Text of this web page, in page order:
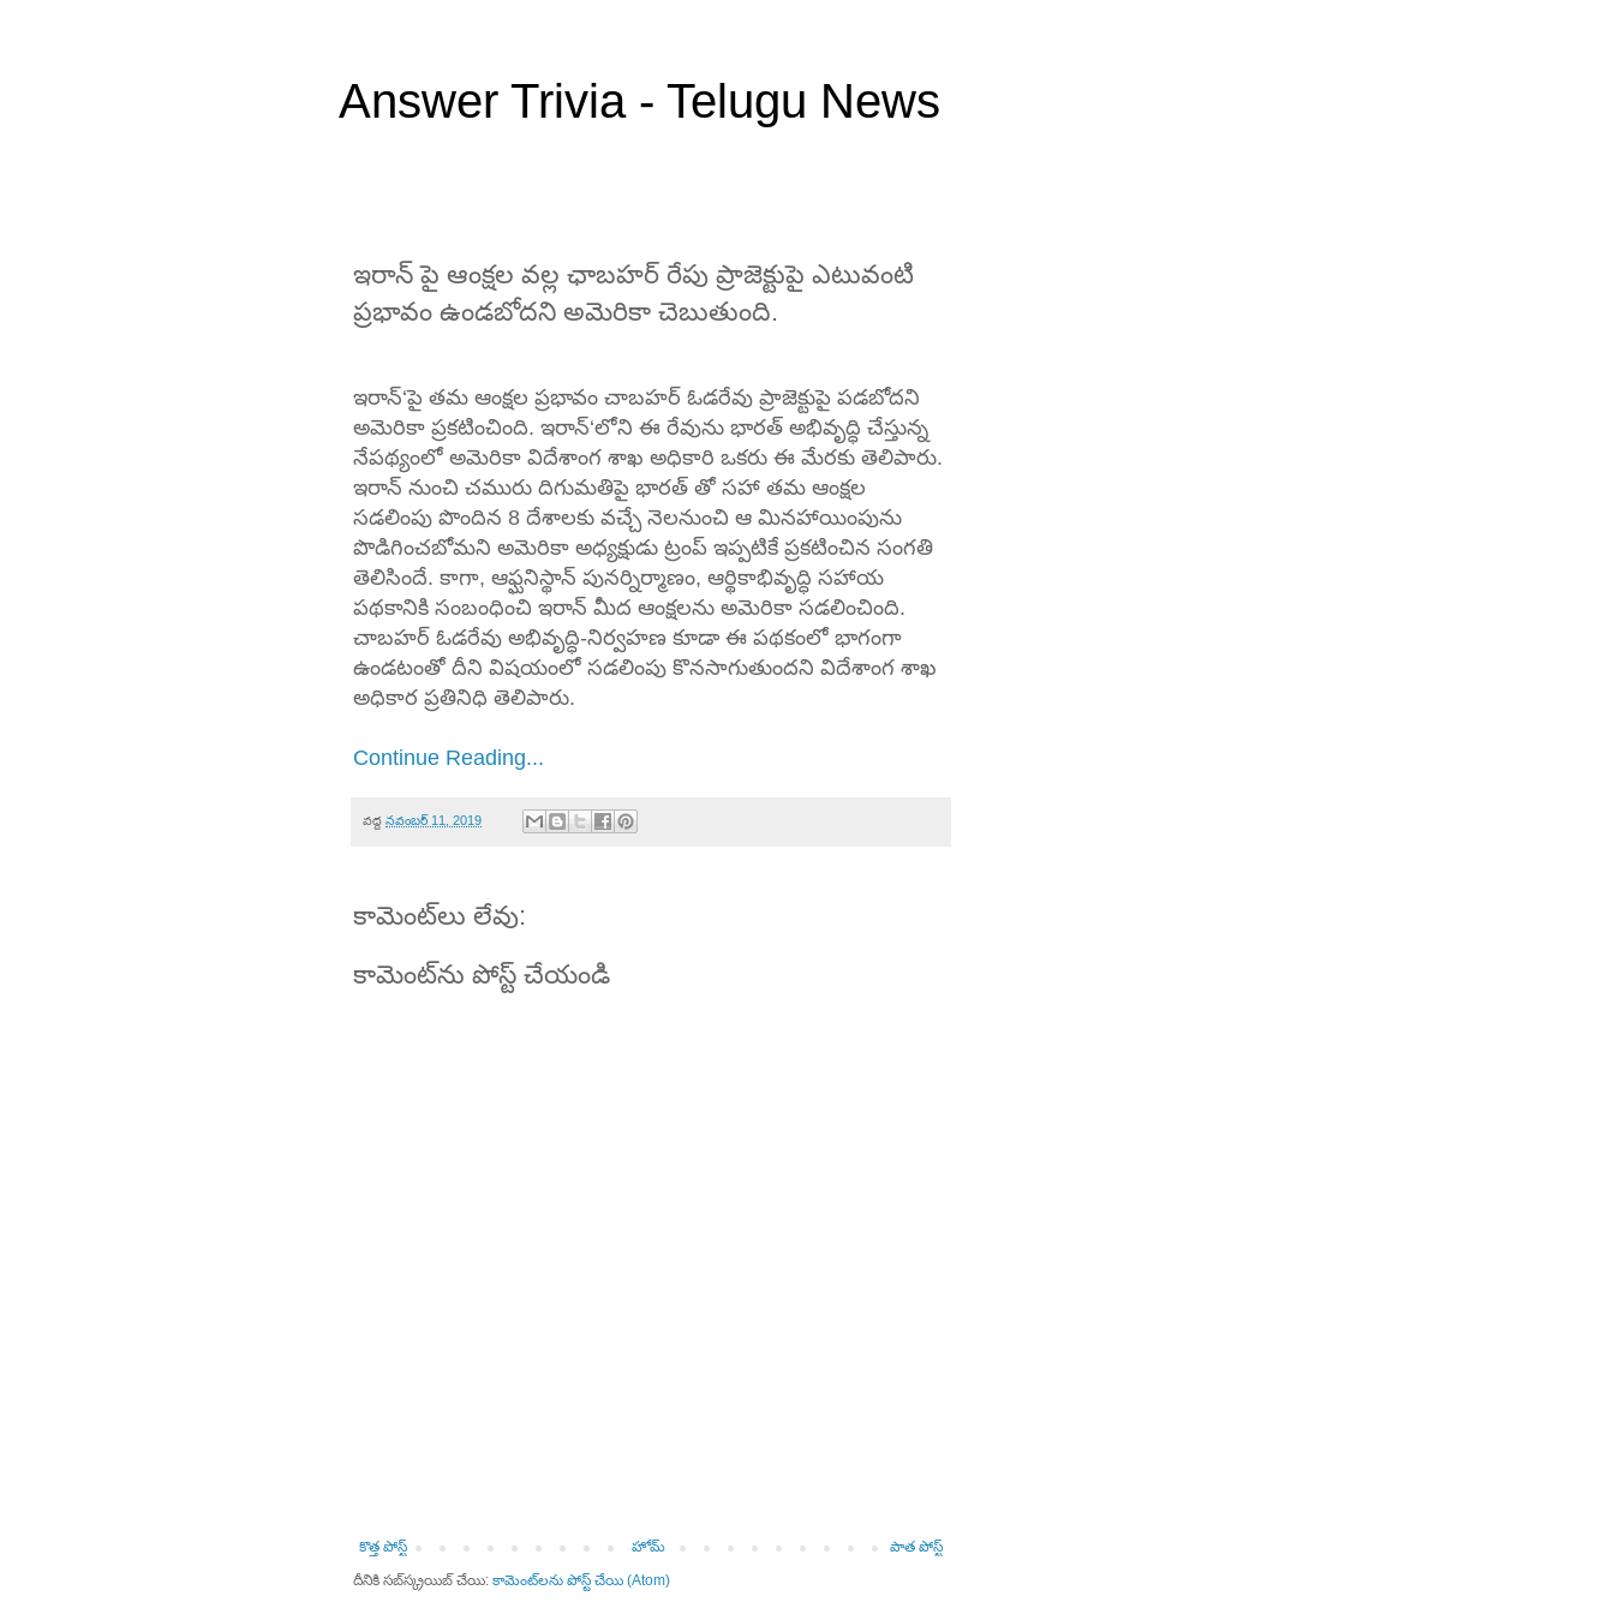
Answer Trivia - Telugu News
ఇరాన్ పై ఆంక్షల వల్ల ఛాబహర్ రేపు ప్రాజెక్టుపై ఎటువంటి
ప్రభావం ఉండబోదని అమెరికా చెబుతుంది.
ఇరాన్‘పై తమ ఆంక్షల ప్రభావం చాబహర్ ఓడరేవు ప్రాజెక్టుపై పడబోదని
అమెరికా ప్రకటించింది. ఇరాన్‘లోని ఈ రేవును భారత్ అభివృద్ధి చేస్తున్న
నేపథ్యంలో అమెరికా విదేశాంగ శాఖ అధికారి ఒకరు ఈ మేరకు తెలిపారు.
ఇరాన్ నుంచి చమురు దిగుమతిపై భారత్ తో సహా తమ ఆంక్షల
సడలింపు పొందిన 8 దేశాలకు వచ్చే నెలనుంచి ఆ మినహాయింపును
పొడిగించబోమని అమెరికా అధ్యక్షుడు ట్రంప్ ఇప్పటికే ప్రకటించిన సంగతి
తెలిసిందే. కాగా, ఆఫ్ఘనిస్థాన్ పునర్నిర్మాణం, ఆర్థికాభివృద్ధి సహాయ
పథకానికి సంబంధించి ఇరాన్ మీద ఆంక్షలను అమెరికా సడలించింది.
చాబహర్ ఓడరేవు అభివృద్ధి-నిర్వహణ కూడా ఈ పథకంలో భాగంగా
ఉండటంతో దీని విషయంలో సడలింపు కొనసాగుతుందని విదేశాంగ శాఖ
అధికార ప్రతినిధి తెలిపారు.
Continue Reading...
వద్ద నవంబర్ 11, 2019
కామెంట్‌లు లేవు:
కామెంట్‌ను పోస్ట్ చేయండి
కొత్త పోస్ట్ పాత పోస్ట్
హోమ్
దీనికి సబ్‌స్క్రయిబ్ చేయి: కామెంట్‌లను పోస్ట్ చేయి (Atom)